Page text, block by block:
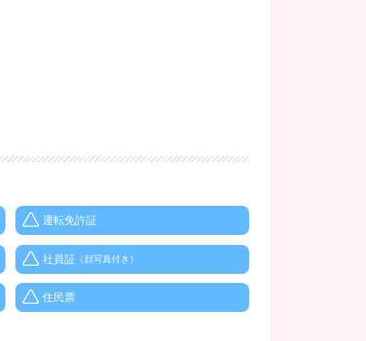
運転免許証
社員証 （顔写真付き）
住民票